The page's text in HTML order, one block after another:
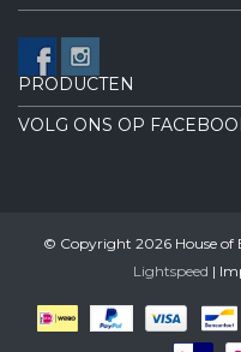
PRODUCTEN
VOLG ONS OP
© Copyright 2026 House of
Lightspeed |